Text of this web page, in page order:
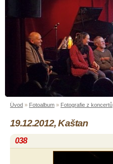
Úvod » Fotoalbum » Fotografie z koncertů
19.12.2012, Kaštan
038